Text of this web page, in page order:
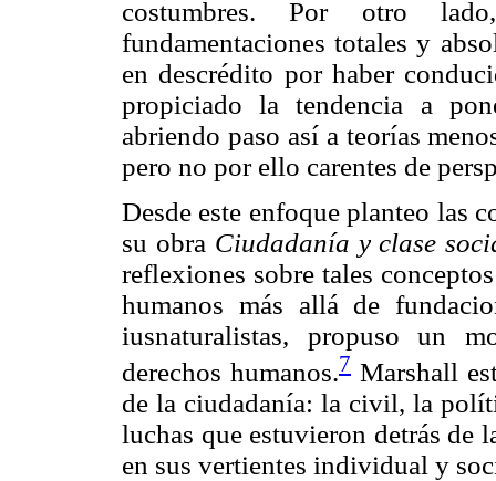
costumbres. Por otro
fundamentaciones totales y
en descrédito por haber
propiciado la tendencia a
abriendo paso así a teorías
pero no por ello carentes de
Desde este enfoque planteo las
su obra Ciudadanía y clase
reflexiones sobre tales
humanos más allá de
iusnaturalistas, propuso un
derechos humanos.7 Marshall
de la ciudadanía: la civil, la
luchas que estuvieron detrás de
en sus vertientes individual y